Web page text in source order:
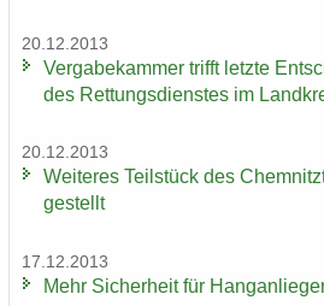
20.12.2013
Ver­ga­be­kam­mer trifft letz­te
des Ret­tungs­diens­tes im
20.12.2013
Wei­te­res Teil­stück des
ge­stellt
17.12.2013
Mehr Si­cher­heit für